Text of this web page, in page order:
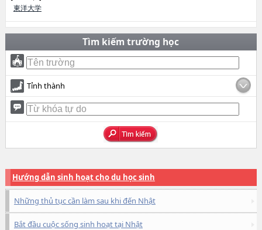
東洋大学
Tìm kiếm trường học
Tỉnh thành
Hướng dẫn sinh hoạt cho du học sinh
Những thủ tục cần làm sau khi đến Nhật
Bắt đầu cuộc sống sinh hoạt tại Nhật